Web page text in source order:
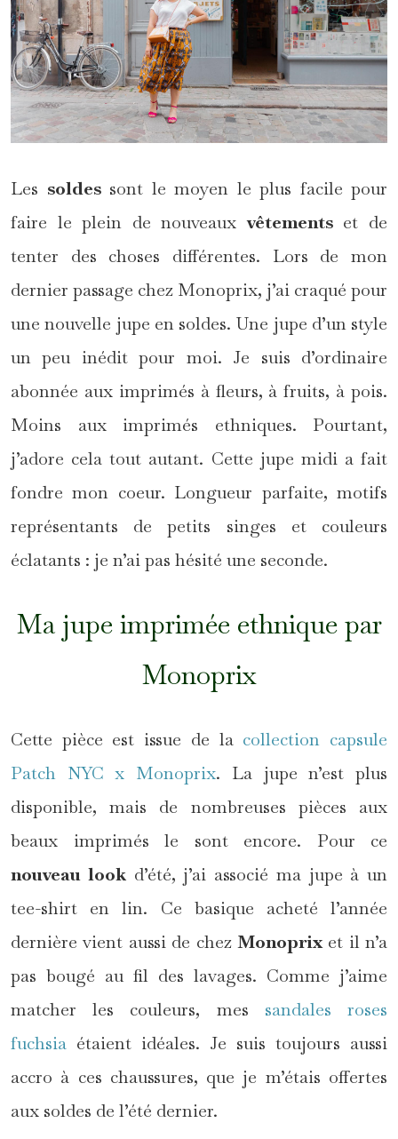
Les soldessont le moyen le plus facile pour
faire le plein de nouveauxvêtementset de
tenter des choses différentes. Lors de mon
dernier passage chez Monoprix, j’ai craqué pour
une nouvelle jupe en soldes. Une jupe d’un style
un peu inédit pour moi. Je suis d’ordinaire
abonnée aux imprimés à fleurs, à fruits, à pois.
Moins aux imprimés ethniques. Pourtant,
j’adore cela tout autant. Cette jupe midi a fait
fondre mon coeur. Longueur parfaite, motifs
représentants de petits singes et couleurs
éclatants : je n’ai pas hésité une seconde.
Ma jupe imprimée ethnique par
Monoprix
Cette pièce est issue de la collection capsule
Patch NYC x Monoprix. La jupe n’est plus
disponible, mais de nombreuses pièces aux
beaux imprimés le sont encore. Pour ce
nouveau lookd’été, j’ai associé ma jupe à un
tee-shirt en lin. Ce basique acheté l’année
dernière vient aussi de chez Monoprixet il n’a
pas bougé au fil des lavages. Comme j’aime
matcher les couleurs, mes sandales roses
fuchsia étaient idéales. Je suis toujours aussi
accro à ces chaussures, que je m’étais offertes
aux soldes de l’été dernier.